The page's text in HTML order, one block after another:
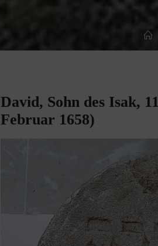
David, Sohn des Isak,
Februar 1658)